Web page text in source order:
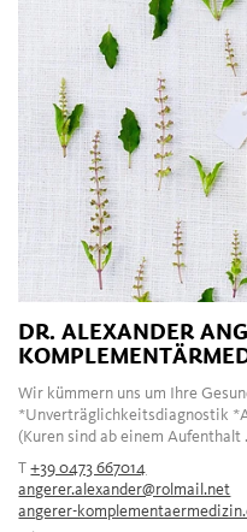
DR. ALEXANDER
Wir kümmern uns um Ihre
*Unverträglichkeitsdiagnostik
(Kuren sind ab einem Aufenthalt
T+39 0473 667014
angerer.alexander@rolmail.net
angerer-